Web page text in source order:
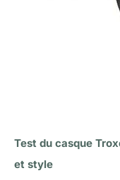
Test du casque
et style